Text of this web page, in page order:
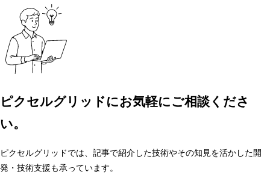
ピクセルグリッドにお気軽にご相談くださ
い。
ピクセルグリッドでは、記事で紹介した技術やその知見を活かした開
発・技術支援も承っています。